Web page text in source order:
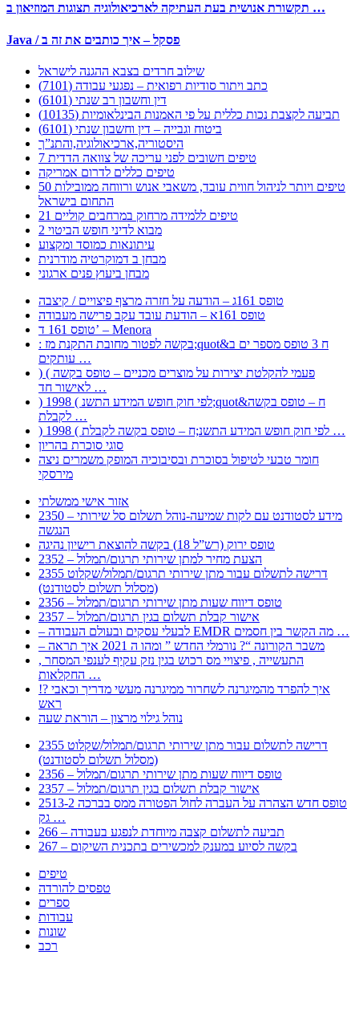
תקשורת אנושית בעת העתיקה לארכיאולוגיה תצוגות המוזיאון ב …
Java / פסקל – איך כותבים את זה ב
שילוב חרדים בצבא ההגנה לישראל
כתב ויתור סודיות רפואית – נפגעי עבודה (7101)
דין וחשבון רב שנתי (6101)
תביעה לקצבת נכות כללית על פי האמנות הבינלאומיות (10135)
ביטוח וגבייה – דין וחשבון שנתי (6101)
היסטוריה,ארכיאולוגיה,והתנ”ך
7 טיפים חשובים לפני עריכה של צוואה הדדית
טיפים כללים לדרום אמריקה
50 טיפים ויותר לניהול חווית עובד, משאבי אנוש ורווחה ממובילות
התחום בישראל
21 טיפים ללמידה מרחוק במרחבים קוליים
מבוא לדיני חופש הביטוי 2
עיתונאות כמוסד ומקצוע
מבחן ב דמוקרטיה מודרנית
מבחן ביעוץ פנים ארגוני
טופס 161ג – הודעה על חזרה מרצף פיצויים / קיצבה
טופס 161א – הודעת עובד עקב פרישה מעבודה
טופס 161 ד’ – Menora
: בקשה לפטור מחובת התקנת מז;quot&ח 3 טופס מספר ים ב
עותקים …
) ( פעמי להקלטת יצירות על מוצרים מכניים – טופס בקשה
לאישור חד …
) 1998 ( לפי חוק חופש המידע התשנ;quot&ח – טופס בקשה
לקבלת …
) 1998 ( לפי חוק חופש המידע התשנ;ח – טופס בקשה לקבלת …
סוגי סוכרת בהריון
חומר טבעי לטיפול בסוכרת ובסיבוכיה המופק משמרים ניצה
מירסקי
אזור אישי ממשלתי
2350 – מידע לסטודנט עם לקות שמיעה-נוהל תשלום סל שירותי
הנגשה
טופס ירוק (רש”ל 18) בקשה להוצאת רישיון נהיגה
2352 – הצעת מחיר למתן שירותי תרגום/תמלול
2355 דרישה לתשלום עבור מתן שירותי תרגום/תמלול/שקלוט
(מסלול תשלום לסטודנט)
2356 – טופס דיווח שעות מתן שירותי תרגום/תמלול
2357 – אישור קבלת תשלום בגין תרגום/תמלול
– לבעלי עסקים ובעולם העבודה EMDR מה הקשר בין חסמים …
– משבר הקורונה “? נורמלי החדש ” ומהו ה 2021 איך תראה
, התעשייה , פיצויי מס רכוש בגין נזק עקיף לענפי המסחר
החקלאות …
!? איך להפרד מהמיגרנה לשחרור ממיגרנה מעשי מדריך וכאבי
ראש
נוהל גילוי מרצון – הוראת שעה
2355 דרישה לתשלום עבור מתן שירותי תרגום/תמלול/שקלוט
(מסלול תשלום לסטודנט)
2356 – טופס דיווח שעות מתן שירותי תרגום/תמלול
2357 – אישור קבלת תשלום בגין תרגום/תמלול
2513-2 טופס חדש הצהרה על העברה לחול הפטורה ממס בברכה
גק …
266 – תביעה לתשלום קצבה מיוחדת לנפגע בעבודה
267 – בקשה לסיוע במענק למכשירים בתכנית השיקום
טיפים
טפסים להורדה
ספרים
עבודות
שונות
רכב